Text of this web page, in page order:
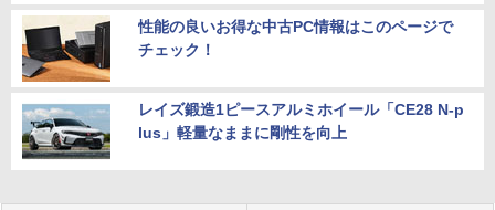
性能の良いお得な中古PC情報はこのページで
チェック！
レイズ鍛造1ピースアルミホイール「CE28 N-p
lus」軽量なままに剛性を向上